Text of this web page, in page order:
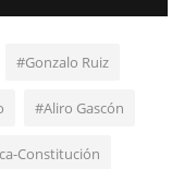
#Gonzalo Ruiz
#Aliro Gascón
Constitución